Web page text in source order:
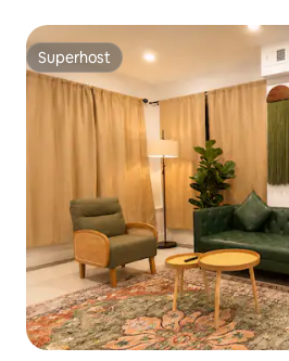
Superhost
Superhost